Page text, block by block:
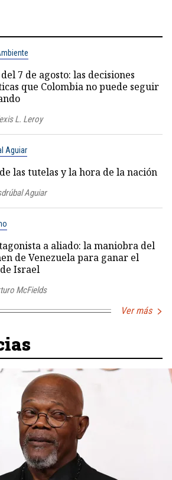
7 de agosto: las decisiones
que Colombia no puede seguir
L. Leroy
Aguiar
las tutelas y la hora de la nación
Aguiar
a aliado: la maniobra del
de Venezuela para ganar el
Israel
McFields
Ver más